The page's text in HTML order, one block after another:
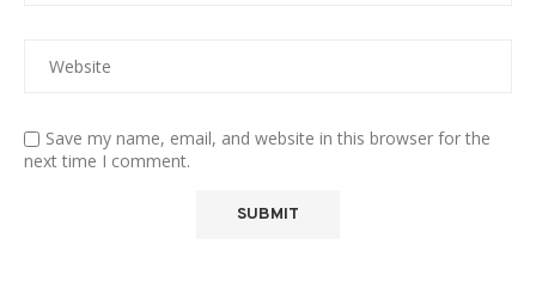
Save my name, email, and website in this browser for the
next time I comment.